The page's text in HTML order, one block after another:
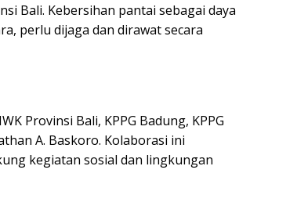
Bali. Kebersihan pantai sebagai daya
perlu dijaga dan dirawat secara
Provinsi Bali, KPPG Badung, KPPG
A. Baskoro. Kolaborasi ini
kegiatan sosial dan lingkungan